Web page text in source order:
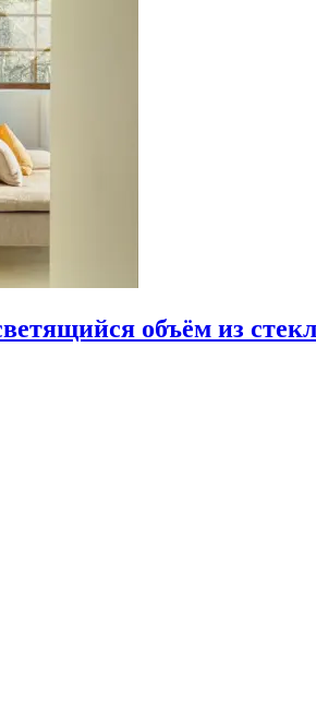
объём из